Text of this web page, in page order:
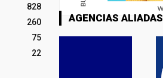
828
260
75
22
AGENCIAS ALIADAS